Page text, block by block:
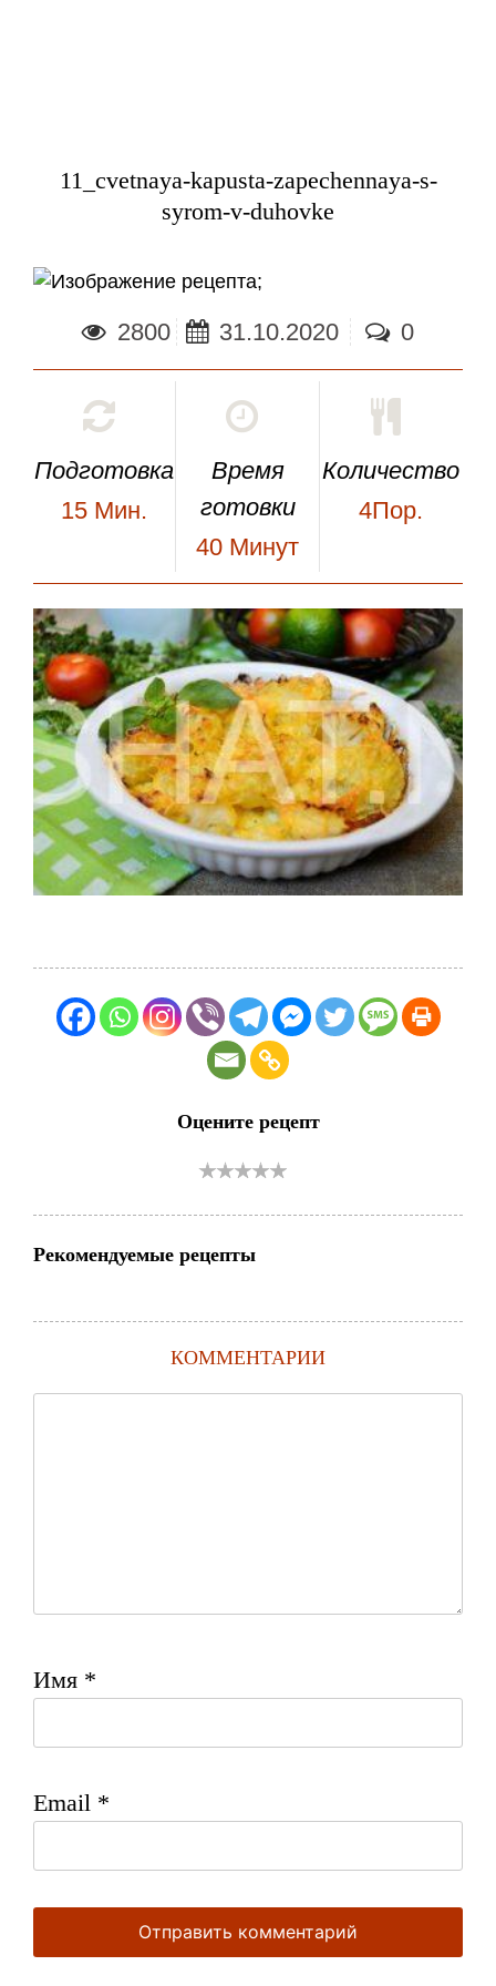
11_cvetnaya-kapusta-zapechennaya-s-
syrom-v-duhovke
;
2800 31.10.2020 0
Подготовка
15 Мин.
Время
готовки
40 Минут
Количество
4Пор.
Оцените рецепт
Рекомендуемые рецепты
КОММЕНТАРИИ
Имя *
Email *